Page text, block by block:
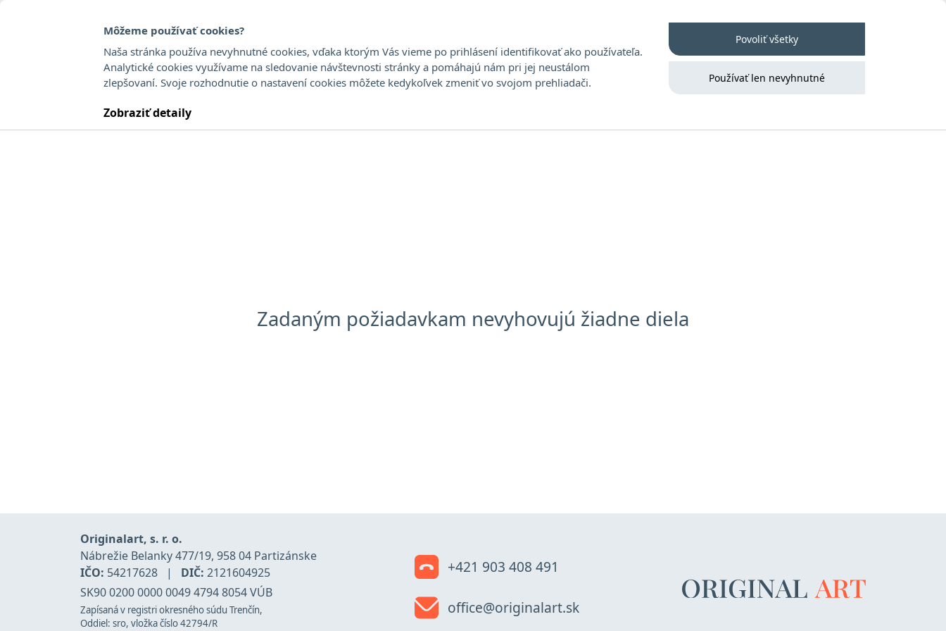
Môžeme používať cookies?
Naša stránka používa nevyhnutné cookies, vďaka ktorým Vás vieme po prihlásení identifikovať ako používateľa.
Analytické cookies využívame na sledovanie návštevnosti stránky a pomáhajú nám pri jej neustálom
zlepšovaní. Svoje rozhodnutie o nastavení cookies môžete kedykoľvek zmeniť vo svojom prehliadači.
Zobraziť detaily
Povoliť všetky
Používať len nevyhnutné
Tóth Pavol
Zadaným požiadavkam nevyhovujú žiadne diela
Originalart, s. r. o.
Nábrežie Belanky 477/19, 958 04 Partizánske
IČO: 54217628 | DIČ: 2121604925
SK90 0200 0000 0049 4794 8054 VÚB
Zapísaná v registri okresného súdu Trenčín,
Oddiel: sro, vložka číslo 42794/R
+421 903 408 491
office@originalart.sk